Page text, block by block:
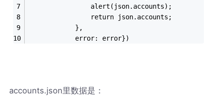
				alert(json.accounts);
				return json.accounts;
			},
			error: error})
accounts.json里数据是：